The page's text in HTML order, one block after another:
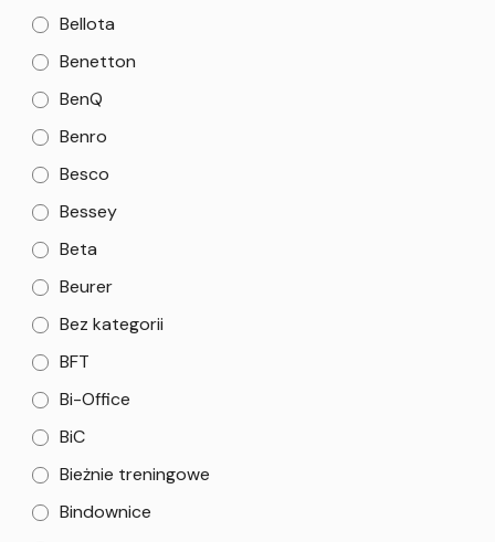
Bellota
Benetton
BenQ
Benro
Besco
Bessey
Beta
Beurer
Bez kategorii
BFT
Bi-Office
BiC
Bieżnie treningowe
Bindownice